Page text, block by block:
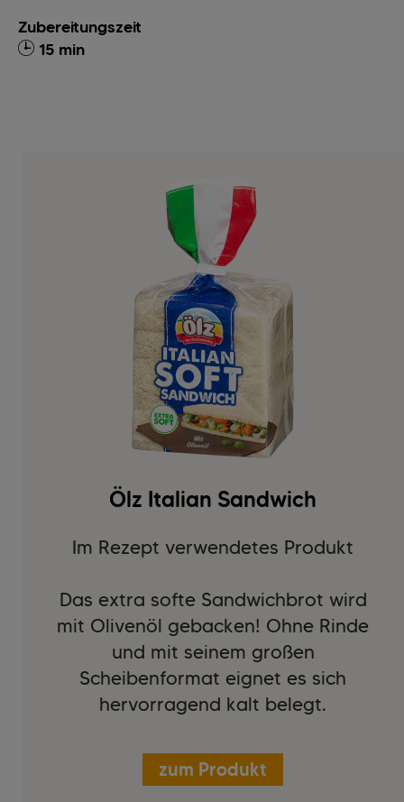
Zubereitungszeit
15 min
Ölz Italian Sandwich
Im Rezept verwendetes Produkt
Das extra softe Sandwichbrot wird
mit Olivenöl gebacken! Ohne Rinde
und mit seinem großen
Scheibenformat eignet es sich
hervorragend kalt belegt.
zum Produkt